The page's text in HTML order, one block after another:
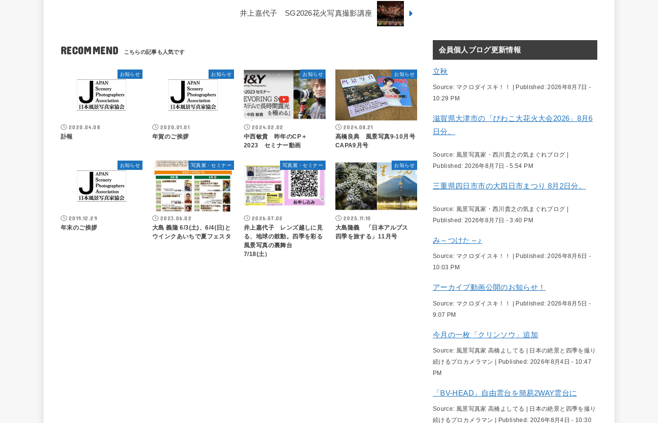
井上嘉代子 SG2026花火写真撮影講座
RECOMMEND
お知らせ
2020.04.08
訃報
お知らせ
2020.01.01
年賀のご挨拶
お知らせ
2024.02.02
中西敏貴 昨年のCP＋
2023 セミナー動画
お知らせ
2024.08.21
高橋良典 風景写真9-10月号
CAPA9月号
お知らせ
2019.12.29
年末のご挨拶
写真展・セミナー
2023.06.02
大島 義隆 6/3(土)、6/4(日)と
ウインクあいちで夏フェスタ
写真展・セミナー
2026.07.02
井上嘉代子 レンズ越しに見
る、地球の鼓動。四季を彩る
風景写真の裏舞台
7/18(土）
お知らせ
2025.11.10
大島隆義 「日本アルプス
四季を旅する」11月号
会員個人ブログ更新情報
立秋
Source: マクロダイスキ！！ Published:2026年8月7日 -
10:29 PM
滋賀県大津市の「びわこ大花火大会2026」8月6
日分。
Source: 風景写真家・西川貴之の気まぐれブログ |
Published: 2026年8月7日 - 5:54 PM
三重県四日市市の大四日市まつり 8月2日分。
Source: 風景写真家・西川貴之の気まぐれブログ |
Published: 2026年8月7日 - 3:40 PM
み～つけた～♪
Source: マクロダイスキ！！ Published:2026年8月6日 -
10:03 PM
アーカイブ動画公開のお知らせ！
Source: マクロダイスキ！！ | Published:2026年8月5日 -
9:07 PM
今月の一枚「クリンソウ」追加
Source: 風景写真家 高橋よしてる | 日本の絶景と四季を撮り
続けるプロカメラマン
Published: 2026年8月4日 - 10:47
PM
「BV-HEAD」自由雲台を簡易2WAY雲台に
Source: 風景写真家 高橋よしてる | 日本の絶景と四季を撮り
続けるプロカメラマン
Published: 2026年8月4日 - 10:30